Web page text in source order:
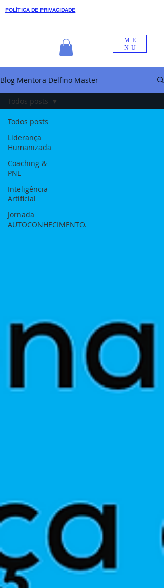
ME
NU
POLÍTICA DE PRIVACIDADE
Blog Mentora Delfino Master
Todos posts
Liderança
Humanizada
Coaching &
PNL
Inteligência
Artificial
Jornada
AUTOCONHECIMENTO.
Todos posts